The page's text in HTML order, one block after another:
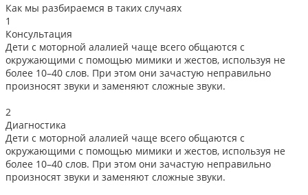
Как мы разбираемся в таких случаях
1
Консультация
Дети с моторной алалией чаще всего общаются с
окружающими с помощью мимики и жестов, используя не
более 10–40 слов. При этом они зачастую неправильно
произносят звуки и заменяют сложные звуки.
2
Диагностика
Дети с моторной алалией чаще всего общаются с
окружающими с помощью мимики и жестов, используя не
более 10–40 слов. При этом они зачастую неправильно
произносят звуки и заменяют сложные звуки.